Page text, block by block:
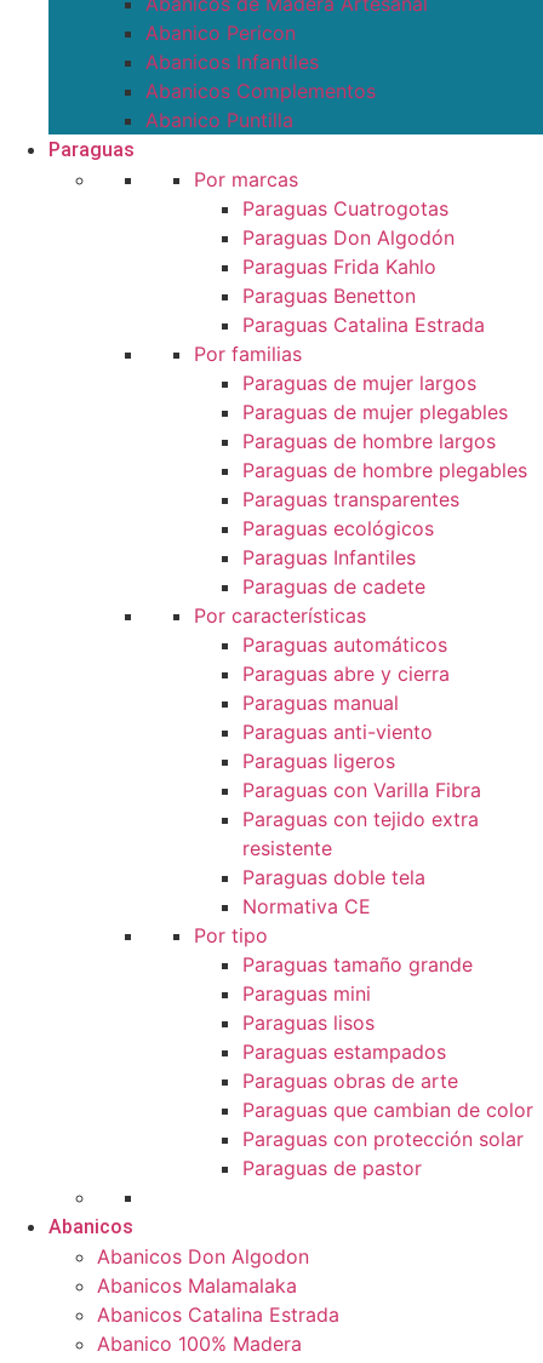
Abanico Pericon
Abanicos Infantiles
Abanicos Complementos
Abanico Puntilla
Paraguas
Por marcas
Paraguas Cuatrogotas
Paraguas Don Algodón
Paraguas Frida Kahlo
Paraguas Benetton
Paraguas Catalina Estrada
Por familias
Paraguas de mujer largos
Paraguas de mujer plegables
Paraguas de hombre largos
Paraguas de hombre plegables
Paraguas transparentes
Paraguas ecológicos
Paraguas Infantiles
Paraguas de cadete
Por características
Paraguas automáticos
Paraguas abre y cierra
Paraguas manual
Paraguas anti-viento
Paraguas ligeros
Paraguas con Varilla Fibra
Paraguas con tejido extra
resistente
Paraguas doble tela
Normativa CE
Por tipo
Paraguas tamaño grande
Paraguas mini
Paraguas lisos
Paraguas estampados
Paraguas obras de arte
Paraguas que cambian de color
Paraguas con protección solar
Paraguas de pastor
Abanicos
Abanicos Don Algodon
Abanicos Malamalaka
Abanicos Catalina Estrada
Abanico 100% Madera